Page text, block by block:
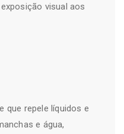
visual aos
que repele líquidos e
e água,